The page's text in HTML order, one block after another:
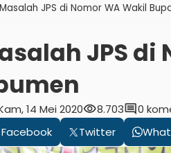
JPS di Nomor WA Wakil
JPS di
14 Mei 2020visibility8.703comment0
Facebook Twitter